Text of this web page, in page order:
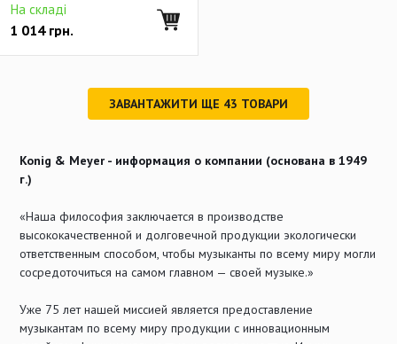
На складі
1 014грн.
ЗАВАНТАЖИТИ ЩЕ 43 ТОВАРИ
Konig & Meyer - информация о компании (основана в 1949
г.)
«Наша философия заключается в производстве
высококачественной и долговечной продукции экологически
ответственным способом, чтобы музыканты по всему миру могли
сосредоточиться на самом главном — своей музыке.»
Уже 75 лет нашей миссией является предоставление
музыкантам по всему миру продукции с инновационным